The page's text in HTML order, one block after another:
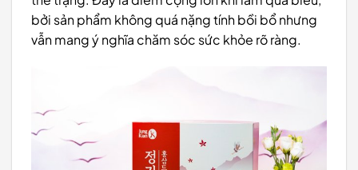
bởi sản phẩm không quá nặng tính bồi bổ nhưng
vẫn mang ý nghĩa chăm sóc sức khỏe rõ ràng.